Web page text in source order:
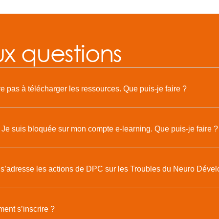
questions
pas à télécharger les ressources. Que puis-je faire ?
suis bloquée sur mon compte e-learning. Que puis-je faire ?
les actions de DPC sur les Troubles du Neuro
s’inscrire ?